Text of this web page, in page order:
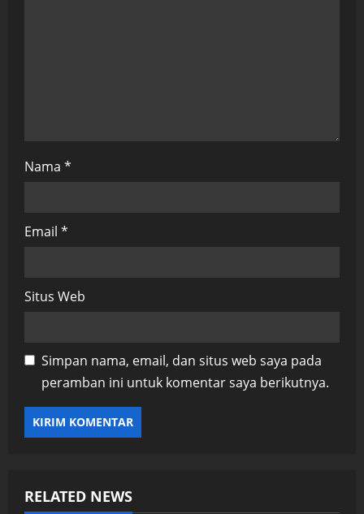
Nama *
Email *
Situs Web
Simpan nama, email, dan situs web saya pada
peramban ini untuk komentar saya berikutnya.
RELATED NEWS